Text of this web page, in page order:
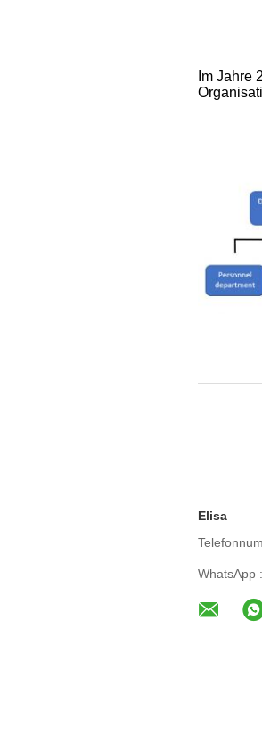
Im Jahre
Elisa
WhatsApp :